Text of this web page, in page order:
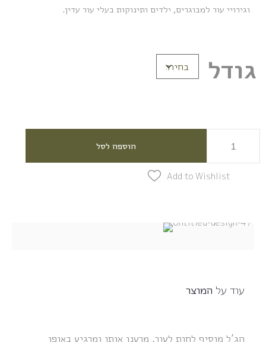
וגירויי עור למבוגרים, ילדים ותינוקות בעלי עור עדין.
גודל
הוספה לסל
Add to Wishlist
עוד על המוצר
הג’ל מוסיף לחות לעור, מרענן אותו ומרגיע באופן